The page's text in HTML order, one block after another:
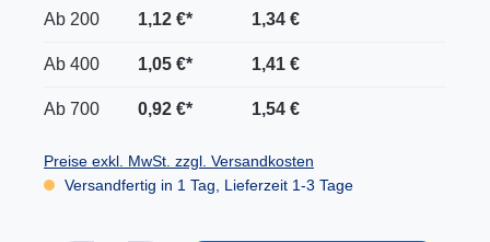
Ab 200 1,12 €* 1,34 €
Ab 400 1,05 €* 1,41 €
Ab 700 0,92 €* 1,54 €
Preise exkl. MwSt. zzgl. Versandkosten
Versandfertig in 1 Tag, Lieferzeit 1-3 Tage